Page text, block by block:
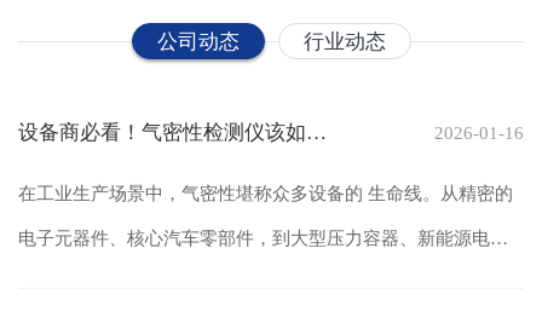
公司动态 行业动态
设备商必看！气密性检测仪该如何
2026-01-16
在工业生产场景中，气密性堪称众多设备的 生命线。从精密的
电子元器件、核心汽车零部件，到大型压力容器、新能源电池